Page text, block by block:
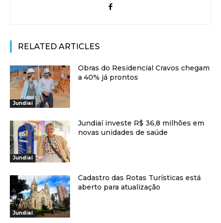
RELATED ARTICLES
Jundiaí
Obras do Residencial Cravos chegam
a 40% já prontos
Jundiaí
Jundiaí investe R$ 36,8 milhões em
novas unidades de saúde
Jundiaí
Cadastro das Rotas Turísticas está
aberto para atualização